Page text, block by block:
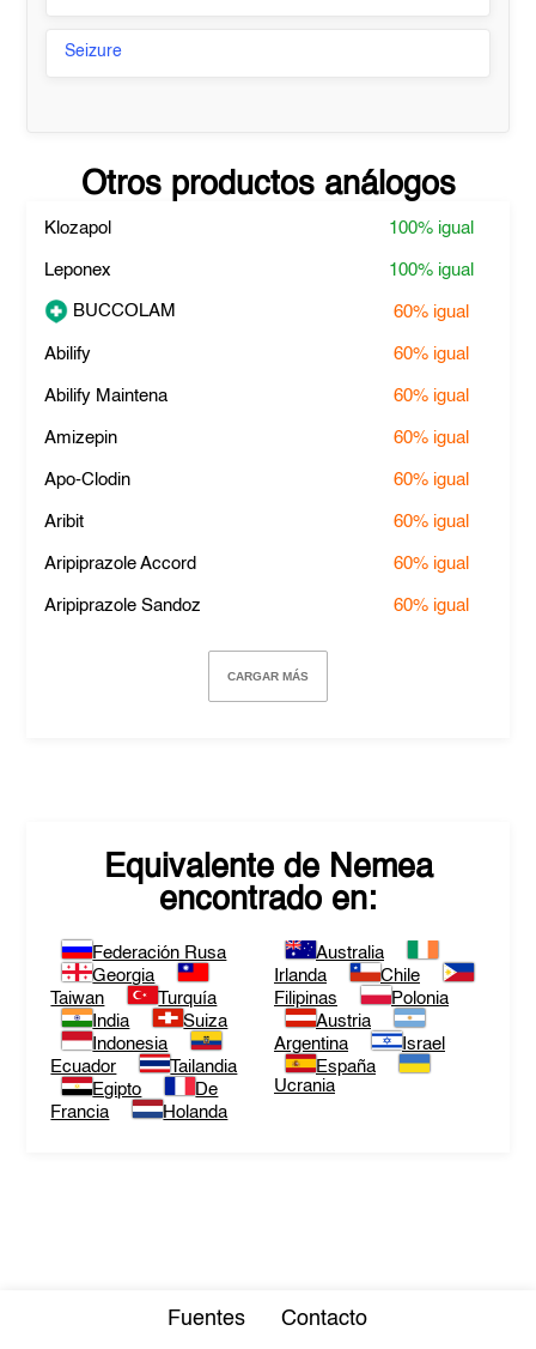
Seizure
Otros productos análogos
Klozapol 100% igual
Leponex 100% igual
BUCCOLAM 60% igual
Abilify 60% igual
Abilify Maintena 60% igual
Amizepin 60% igual
Apo-Clodin 60% igual
Aribit 60% igual
Aripiprazole Accord 60% igual
Aripiprazole Sandoz 60% igual
CARGAR MÁS
Equivalente de Nemea
encontrado en:
Federación Rusa
Georgia
Taiwan
Turquía
India
Suiza
Indonesia
Ecuador
Tailandia
Egipto
De
Francia
Holanda
Australia
Irlanda
Chile
Filipinas
Polonia
Austria
Argentina
Israel
España
Ucrania
Fuentes Contacto